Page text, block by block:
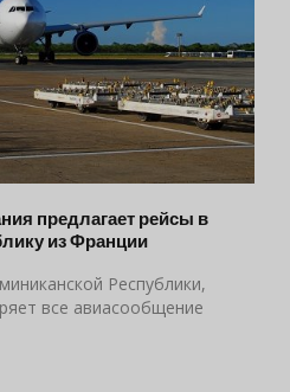
предлагает рейсы в
из Франции
Республики,
все авиасообщение